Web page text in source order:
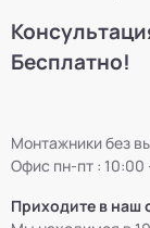
Септики
Септики
Септики Топас-
Бесплатно!
Монтажники без
Офис пн-пт : 10:00
Приходите в наш